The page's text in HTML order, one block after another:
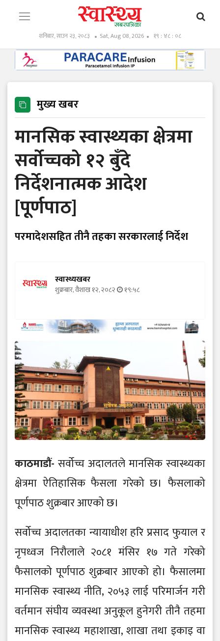
शनिबार, साउन २३, २०८३ Sat, Aug 08, 2026 १९ : ४८ : १०
मुख्य खबर
मानसिक स्वास्थ्यका क्षेत्रमा
सर्वोच्चको १२ बुँदे
निर्देशनात्मक आदेश
[पूर्णपाठ]
परमादेशसहित तीनै तहका सरकारलाई निर्देश
स्वास्थ्यखबर
शुक्रबार, वैशाख १२, २०८२ १९:५८
काठमाडौं- सर्वोच्च अदालतले मानसिक स्वास्थ्यका
क्षेत्रमा ऐतिहासिक फैसला गरेको छ। फैसलाको
पूर्णपाठ शुक्रबार आएको छ।
सर्वोच्च अदालतका न्यायाधीश हरि प्रसाद फुयाल र
नृपध्वज निरौलाले २०८१ मंसिर १७ गते गरेको
फैसालको पूर्णपाठ शुक्रबार आएको हो। फैसालमा
मानसिक स्वास्थ्य नीति, २०५३ लाई परिमार्जन गरी
वर्तमान संघीय व्यवस्था अनुकूल हुनेगरी तीनै तहमा
मानसिक स्वास्थ्य महाशाखा, शाखा तथा इकाइ वा